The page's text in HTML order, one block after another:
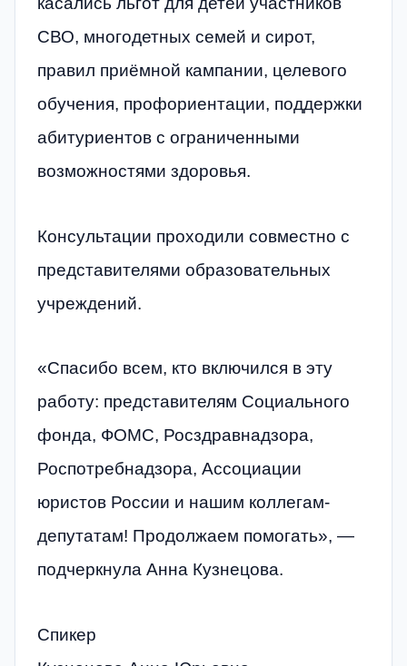
СВО, многодетных семей и сирот,
правил приёмной кампании, целевого
обучения, профориентации, поддержки
абитуриентов с ограниченными
возможностями здоровья.
Консультации проходили совместно с
представителями образовательных
учреждений.
«Спасибо всем, кто включился в эту
работу: представителям Социального
фонда, ФОМС, Росздравнадзора,
Роспотребнадзора, Ассоциации
юристов России и нашим коллегам-
депутатам! Продолжаем помогать», —
подчеркнула Анна Кузнецова.
Спикер